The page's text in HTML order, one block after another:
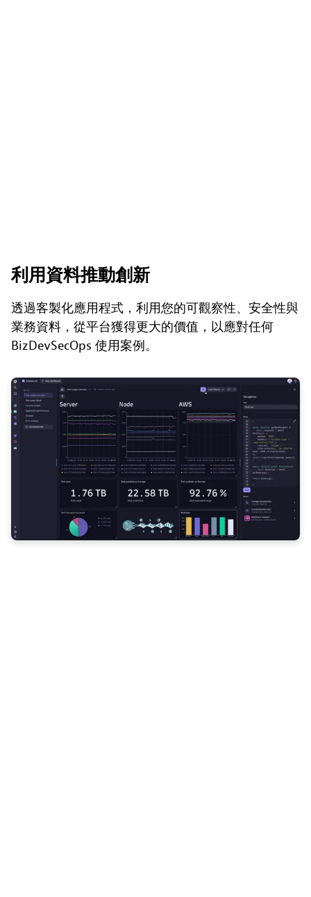
利用資料推動創新
透過客製化應用程式，利用您的可觀察性、安全性與
業務資料，從平台獲得更大的價值，以應對任何
BizDevSecOps 使用案例。